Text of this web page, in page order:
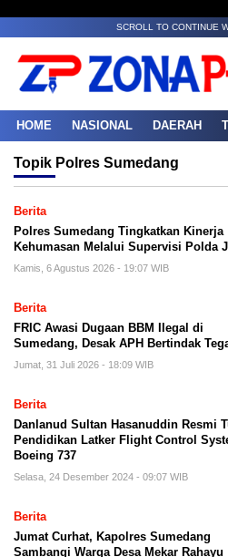
SCROLL TO CONTINUE
HOME NASIONAL DAERAH
Topik Polres Sumedang
Berita
Polres Sumedang Tingkatkan Kinerja
Kehumasan Melalui Supervisi Polda
Kamis, 6 Agustus 2026 - 19:07 WIB
Berita
FRIC Awasi Dugaan BBM Ilegal di
Sumedang, Desak APH Bertindak
Jumat, 31 Juli 2026 - 18:09 WIB
Berita
Danlanud Sultan Hasanuddin Resmi
Pendidikan Latker Flight Control
Boeing 737
Selasa, 24 Desember 2024 - 09:07 WIB
Berita
Jumat Curhat, Kapolres Sumedang
Sambangi Warga Desa Mekar Rahayu